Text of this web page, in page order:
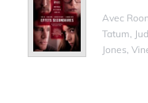
Avec
Tatum,
Jones,